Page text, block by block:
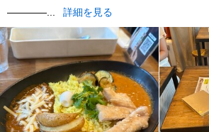
————... 詳細を見る